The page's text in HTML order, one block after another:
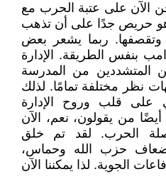
الآن على عتبة الحرب مع
حريص جدًا على أن تذهب
وتقصفها. ربما يشعر بعض
بنفس الطريقة. الإدارة
المتشددين من المدرسة
نظر مختلفة تمامًا. لذلك
على قلب وروح الإدارة
من يقولون، نعم، الآن
الحرب. لقد تم خلق
حزب الله وحماس،
الجوية. لذا يمكننا الآن